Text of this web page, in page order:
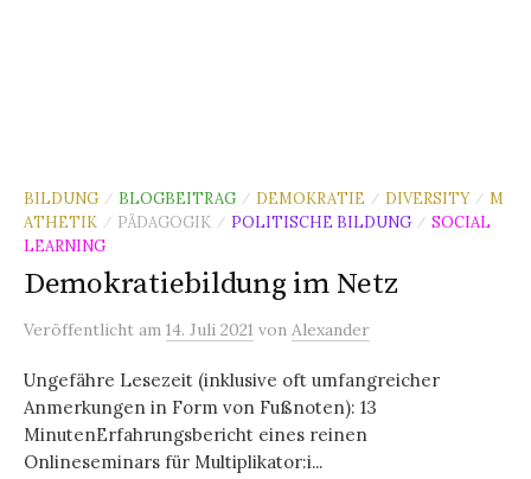
BILDUNG / BLOGBEITRAG / DEMOKRATIE / DIVERSITY / M
ATHETIK / PÄDAGOGIK / POLITISCHE BILDUNG / SOCIAL
LEARNING
Demokratiebildung im Netz
Veröffentlicht am 14. Juli 2021 von Alexander
Ungefähre Lesezeit (inklusive oft umfangreicher
Anmerkungen in Form von Fußnoten): 13
MinutenErfahrungsbericht eines reinen
Onlineseminars für Multiplikator:i...